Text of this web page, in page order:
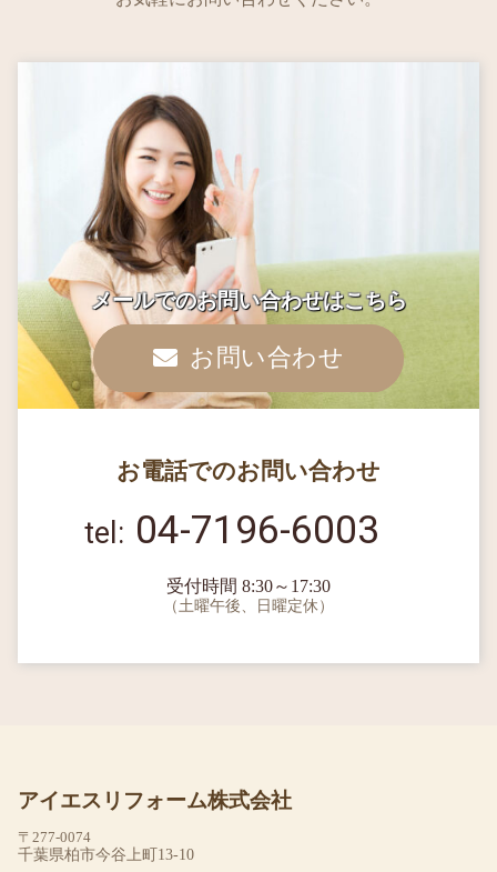
メールでのお問い合わせはこちら
お問い合わせ
お電話でのお問い合わせ
04-7196-6003
受付時間 8:30～17:30
（土曜午後、日曜定休）
アイエスリフォーム株式会社
〒277-0074
千葉県柏市今谷上町13-10